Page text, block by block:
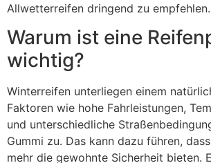
Allwetterreifen dringend zu empfehlen.
Warum ist eine
wichtig?
Winterreifen unterliegen einem
Faktoren wie hohe Fahrleistungen,
und unterschiedliche
Gummi zu. Das kann dazu führen,
mehr die gewohnte Sicherheit bieten.